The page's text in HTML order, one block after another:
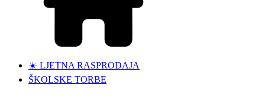
☀️ LJETNA RASPRODAJA
ŠKOLSKE TORBE